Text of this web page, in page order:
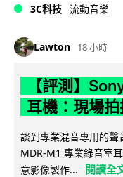
3C科技 流動音樂
Lawton 18 小時
【評測】
耳機：現場
談到專業混音專用的
MDR-M1 專業錄音室
意影像製作...
閱讀全